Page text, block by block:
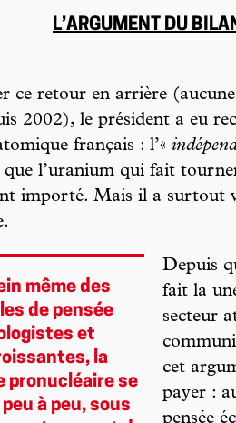
L’ARGUMENT DU
ce retour en arrière (aucune
2002), le président a eu
français : l’«
que l’uranium qui fait
importé. Mais il a surtout
même des
de pensée
et
la
pronucléaire se
à peu, sous
Depuis
fait la
secteur
cet
payer :